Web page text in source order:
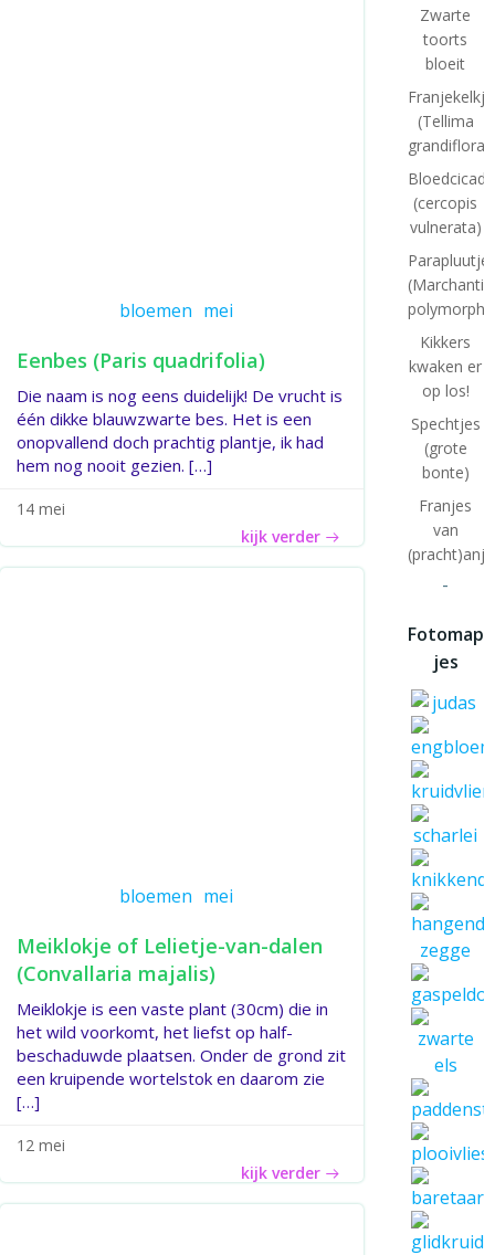
bloemen mei
Eenbes (Paris quadrifolia)
Die naam is nog eens duidelijk! De vrucht is
één dikke blauwzwarte bes. Het is een
onopvallend doch prachtig plantje, ik had
hem nog nooit gezien. […]
14 mei
kijk verder
bloemen mei
Meiklokje of Lelietje-van-dalen
(Convallaria majalis)
Meiklokje is een vaste plant (30cm) die in
het wild voorkomt, het liefst op half-
beschaduwde plaatsen. Onder de grond zit
een kruipende wortelstok en daarom zie
[…]
12 mei
kijk verder
Zwarte
toorts
bloeit
(Tellima
grandiflora)
Bloedcicade
(cercopis
vulnerata)
(Marchantia
Kikkers
kwaken er
op los!
Spechtjes
(grote
bonte)
Franjes
van
-
Fotomap
jes